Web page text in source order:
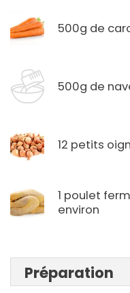
500g de
500g de
12 petits
1 poulet
environ
Préparation